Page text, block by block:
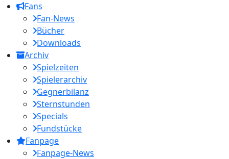
Fans
Fan-News
Bücher
Downloads
Archiv
Spielzeiten
Spielerarchiv
Gegnerbilanz
Sternstunden
Specials
Fundstücke
Fanpage
Fanpage-News